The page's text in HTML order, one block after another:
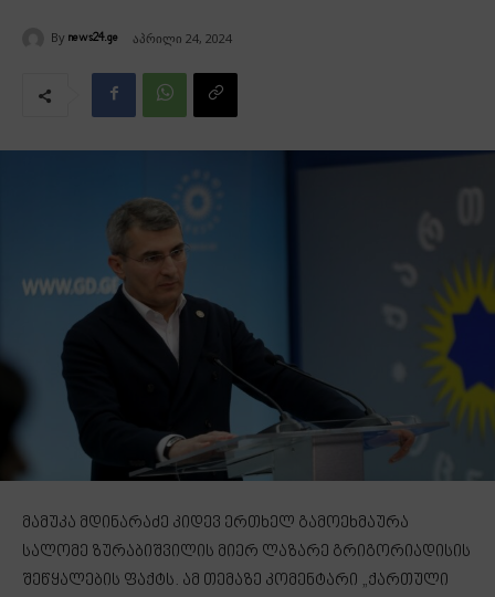
By news24.ge აპრილი 24, 2024
მამუკა მდინარაძე კიდევ ერთხელ გამოეხმაურა
სალომე ზურაბიშვილის მიერ ლაზარე გრიგორიადისის
შეწყალების ფაქტს. ამ თემაზე კომენტარი „ქართული